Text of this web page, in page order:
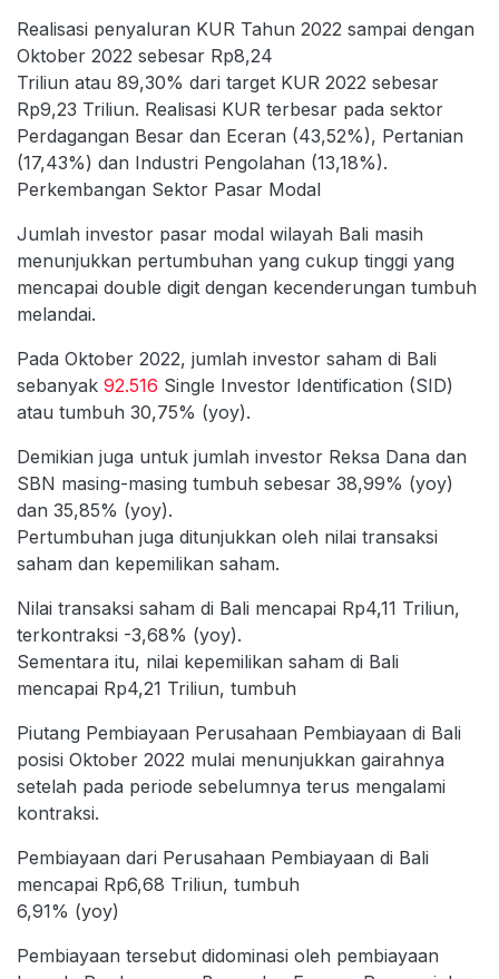
Realisasi penyaluran KUR Tahun 2022 sampai dengan
Oktober 2022 sebesar Rp8,24
Triliun atau 89,30% dari target KUR 2022 sebesar
Rp9,23 Triliun. Realisasi KUR terbesar pada sektor
Perdagangan Besar dan Eceran (43,52%), Pertanian
(17,43%) dan Industri Pengolahan (13,18%).
Perkembangan Sektor Pasar Modal
Jumlah investor pasar modal wilayah Bali masih
menunjukkan pertumbuhan yang cukup tinggi yang
mencapai double digit dengan kecenderungan tumbuh
melandai.
Pada Oktober 2022, jumlah investor saham di Bali
sebanyak 92.516 Single Investor Identification (SID)
atau tumbuh 30,75% (yoy).
Demikian juga untuk jumlah investor Reksa Dana dan
SBN masing-masing tumbuh sebesar 38,99% (yoy)
dan 35,85% (yoy).
Pertumbuhan juga ditunjukkan oleh nilai transaksi
saham dan kepemilikan saham.
Nilai transaksi saham di Bali mencapai Rp4,11 Triliun,
terkontraksi -3,68% (yoy).
Sementara itu, nilai kepemilikan saham di Bali
mencapai Rp4,21 Triliun, tumbuh
Piutang Pembiayaan Perusahaan Pembiayaan di Bali
posisi Oktober 2022 mulai menunjukkan gairahnya
setelah pada periode sebelumnya terus mengalami
kontraksi.
Pembiayaan dari Perusahaan Pembiayaan di Bali
mencapai Rp6,68 Triliun, tumbuh
6,91% (yoy)
Pembiayaan tersebut didominasi oleh pembiayaan